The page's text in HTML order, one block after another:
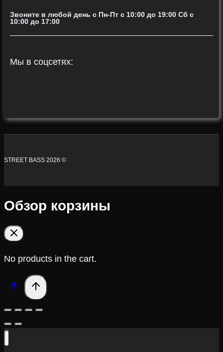
Звоните в любой день с Пн-Пт c 10:00 до 19:00 Сб с
10:00 до 17:00
Мы в соцсетях:
STREET BASS 2026 ©
Обзор корзины
No products in the cart.